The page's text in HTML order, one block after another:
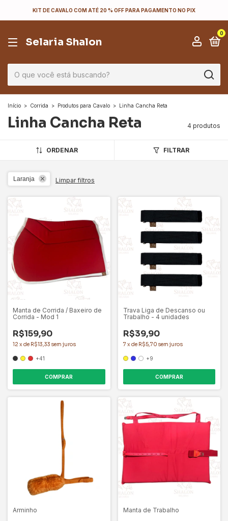
KIT DE CAVALO COM ATÉ 20 % OFF PARA PAGAMENTO NO PIX
Selaria Shalon
0
Início > Corrida > Produtos para Cavalo > Linha Cancha Reta
Linha Cancha Reta 4 produtos
ORDENAR FILTRAR
Laranja Limpar filtros
Manta de Corrida / Baxeiro de
Corrida - Mod 1
R$159,90
12 x de R$13,33 sem juros
+41
COMPRAR
Trava Liga de Descanso ou
Trabalho - 4 unidades
R$39,90
7 x de R$5,70 sem juros
+9
COMPRAR
Arminho Manta de Trabalho